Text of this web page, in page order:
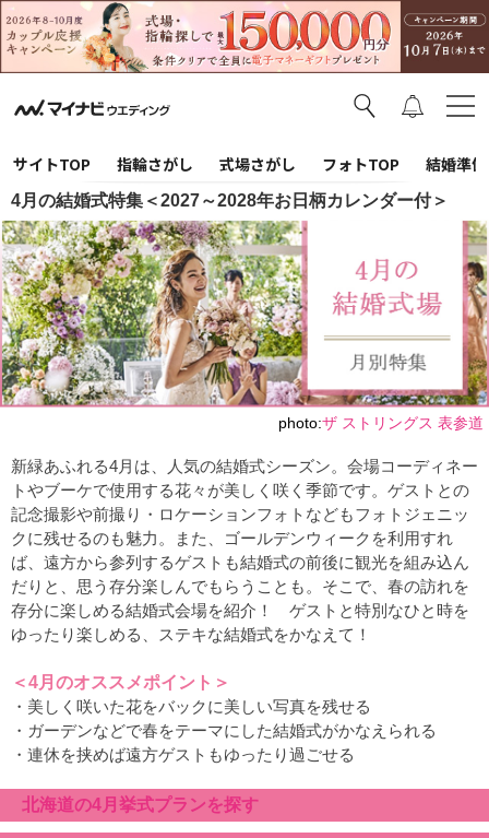
サイトTOP 指輪さがし 式場さがし フォトTOP 結婚準
4月の結婚式特集＜2027～2028年お日柄カレンダー付＞
photo:ザ ストリングス 表参道
新緑あふれる4月は、人気の結婚式シーズン。会場コーディネー
トやブーケで使用する花々が美しく咲く季節です。ゲストとの
記念撮影や前撮り・ロケーションフォトなどもフォトジェニッ
クに残せるのも魅力。また、ゴールデンウィークを利用すれ
ば、遠方から参列するゲストも結婚式の前後に観光を組み込ん
だりと、思う存分楽しんでもらうことも。そこで、春の訪れを
存分に楽しめる結婚式会場を紹介！ ゲストと特別なひと時を
ゆったり楽しめる、ステキな結婚式をかなえて！
＜4月のオススメポイント＞
・美しく咲いた花をバックに美しい写真を残せる
・ガーデンなどで春をテーマにした結婚式がかなえられる
・連休を挟めば遠方ゲストもゆったり過ごせる
北海道の4月挙式プランを探す